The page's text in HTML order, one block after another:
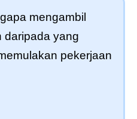
mengambil
daripada yang
pekerjaan